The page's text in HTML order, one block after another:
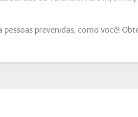
prevenidas, como você!